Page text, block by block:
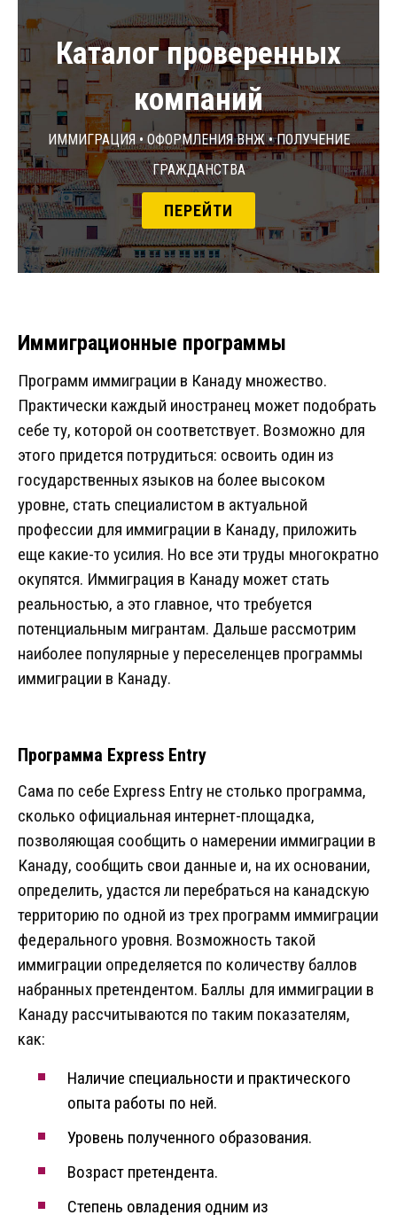
Каталог проверенных
компаний
Иммиграция • Оформления ВНЖ • Получение
гражданства
ПЕРЕЙТИ
Иммиграционные программы
Программ иммиграции в Канаду множество.
Практически каждый иностранец может подобрать
себе ту, которой он соответствует. Возможно для
этого придется потрудиться: освоить один из
государственных языков на более высоком
уровне, стать специалистом в актуальной
профессии для иммиграции в Канаду, приложить
еще какие-то усилия. Но все эти труды многократно
окупятся. Иммиграция в Канаду может стать
реальностью, а это главное, что требуется
потенциальным мигрантам. Дальше рассмотрим
наиболее популярные у переселенцев программы
иммиграции в Канаду.
Программа Express Entry
Сама по себе Express Entry не столько программа,
сколько официальная интернет-площадка,
позволяющая сообщить о намерении иммиграции в
Канаду, сообщить свои данные и, на их основании,
определить, удастся ли перебраться на канадскую
территорию по одной из трех программ иммиграции
федерального уровня. Возможность такой
иммиграции определяется по количеству баллов
набранных претендентом. Баллы для иммиграции в
Канаду рассчитываются по таким показателям,
как:
Наличие специальности и практического
опыта работы по ней.
Уровень полученного образования.
Возраст претендента.
Степень овладения одним из